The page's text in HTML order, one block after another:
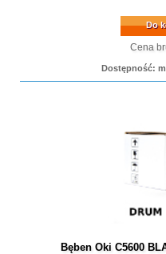
Do
Cena
Dostępność:
Bęben Oki C5600